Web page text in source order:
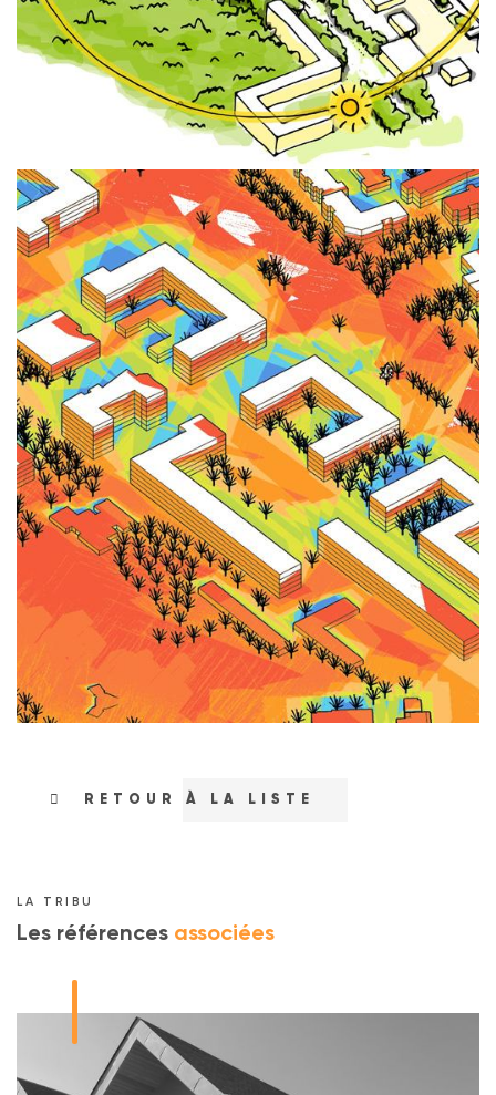
RETOUR À LA LISTE
LA TRIBU
Les références associées